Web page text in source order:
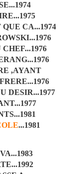
CA...1974
,AYANT
DESIR...1977
...1981